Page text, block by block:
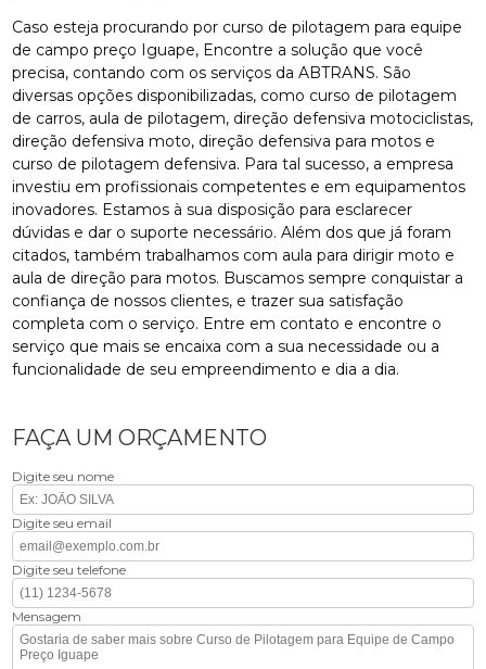
Caso esteja procurando por curso de pilotagem para equipe
de campo preço Iguape, Encontre a solução que você
precisa, contando com os serviços da ABTRANS. São
diversas opções disponibilizadas, como curso de pilotagem
de carros, aula de pilotagem, direção defensiva motociclistas,
direção defensiva moto, direção defensiva para motos e
curso de pilotagem defensiva. Para tal sucesso, a empresa
investiu em profissionais competentes e em equipamentos
inovadores. Estamos à sua disposição para esclarecer
dúvidas e dar o suporte necessário. Além dos que já foram
citados, também trabalhamos com aula para dirigir moto e
aula de direção para motos. Buscamos sempre conquistar a
confiança de nossos clientes, e trazer sua satisfação
completa com o serviço. Entre em contato e encontre o
serviço que mais se encaixa com a sua necessidade ou a
funcionalidade de seu empreendimento e dia a dia.
FAÇA UM ORÇAMENTO
Digite seu nome
Digite seu email
Digite seu telefone
Mensagem